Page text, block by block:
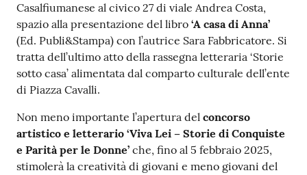
Casalfiumanese al civico 27 di viale Andrea Costa,
spazio alla presentazione del libro ‘A casa di Anna’
(Ed. Publi&Stampa) con l’autrice Sara Fabbricatore. Si
tratta dell’ultimo atto della rassegna letteraria ‘Storie
sotto casa’ alimentata dal comparto culturale dell’ente
di Piazza Cavalli.
Non meno importante l’apertura del concorso
artistico e letterario ‘Viva Lei – Storie di Conquiste
e Parità per le Donne’ che, fino al 5 febbraio 2025,
stimolerà la creatività di giovani e meno giovani del